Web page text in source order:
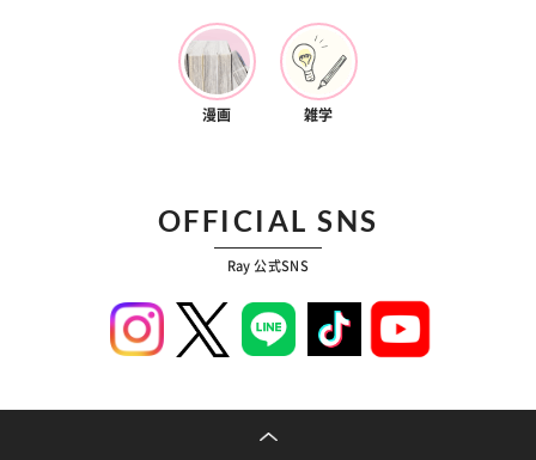
漫画 雑学
OFFICIAL SNS
Ray 公式SNS